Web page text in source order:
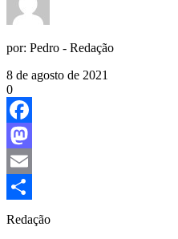
por: Pedro - Redação
8 de agosto de 2021
0
Facebook
Mastodon
Email
Share
Redação